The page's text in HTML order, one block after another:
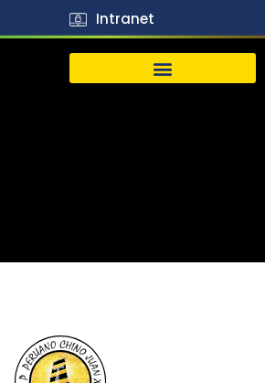
Intranet